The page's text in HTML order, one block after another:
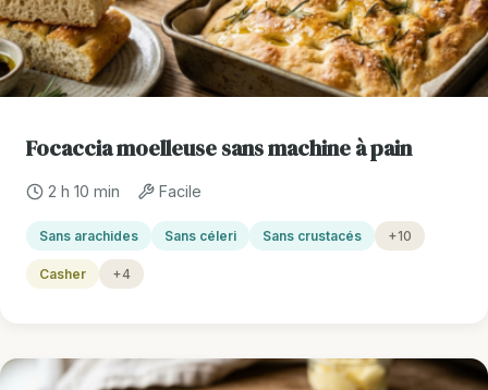
Focaccia moelleuse sans machine à pain
2 h 10 min Facile
Sans arachides Sans céleri Sans crustacés +10
Casher +4